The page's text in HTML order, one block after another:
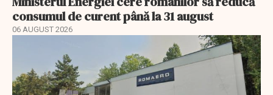
consumul de curent până la 31 august
06 AUGUST 2026